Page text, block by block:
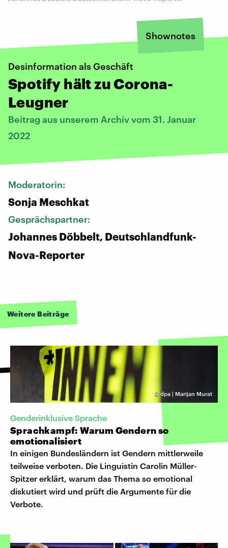
Shownotes
Desinformation als Geschäft
Spotify hält zu Corona-
Leugner
Beitrag aus unserem Archiv vom 31. Januar
2022
Moderatorin:
Sonja Meschkat
Gesprächspartner:
Johannes Döbbelt, Deutschlandfunk-
Nova-Reporter
Weitere Beiträge
© dpa | Marijan Murat
Genderinklusive Sprache
Sprachkampf: Warum Gendern so
emotionalisiert
In einigen Bundesländern ist Gendern mittlerweile
teilweise verboten. Die Linguistin Carolin Müller-
Spitzer erklärt, warum das Thema so emotional
diskutiert wird und prüft die Argumente für die
Verbote.